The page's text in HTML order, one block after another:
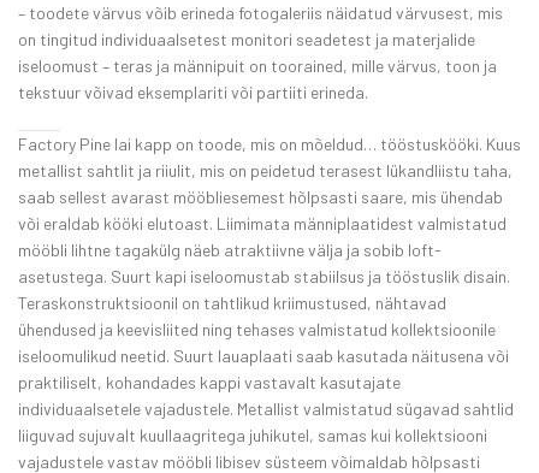
– toodete värvus võib erineda fotogaleriis näidatud värvusest, mis
on tingitud individuaalsetest monitori seadetest ja materjalide
iseloomust – teras ja männipuit on toorained, mille värvus, toon ja
tekstuur võivad eksemplariti või partiiti erineda.
Factory Pine lai kapp on toode, mis on mõeldud… tööstuskööki. Kuus
metallist sahtlit ja riiulit, mis on peidetud terasest lükandliistu taha,
saab sellest avarast mööbliesemest hõlpsasti saare, mis ühendab
või eraldab kööki elutoast. Liimimata männiplaatidest valmistatud
mööbli lihtne tagakülg näeb atraktiivne välja ja sobib loft-
asetustega. Suurt kapi iseloomustab stabiilsus ja tööstuslik disain.
Teraskonstruktsioonil on tahtlikud kriimustused, nähtavad
ühendused ja keevisliited ning tehases valmistatud kollektsioonile
iseloomulikud neetid. Suurt lauaplaati saab kasutada näitusena või
praktiliselt, kohandades kappi vastavalt kasutajate
individuaalsetele vajadustele. Metallist valmistatud sügavad sahtlid
liiguvad sujuvalt kuullaagritega juhikutel, samas kui kollektsiooni
vajadustele vastav mööbli libisev süsteem võimaldab hõlpsasti